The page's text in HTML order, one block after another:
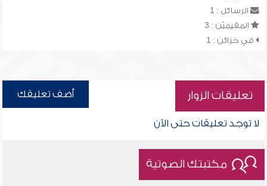
الرسائل : 1
المقيميّن : 3
في خزائن : 1
تعليقات الزوار أضف تعليقك
لا توجد تعليقات حتى الآن
مكتبتك الصوتية